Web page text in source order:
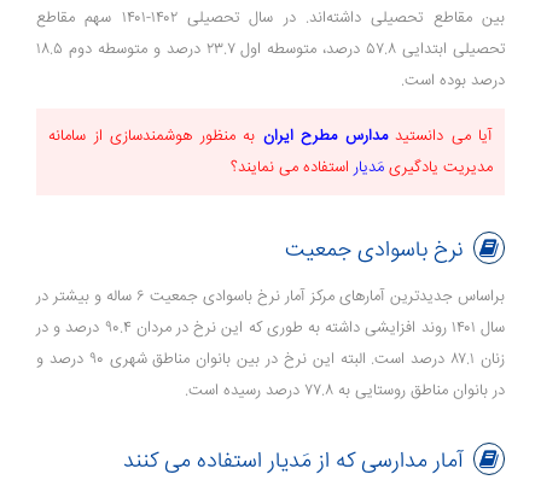
بین مقاطع تحصیلی داشته‌اند. در سال تحصیلی ۱۴۰۲-۱۴۰۱ سهم مقاطع
تحصیلی ابتدایی ۵۷.۸ درصد، متوسطه اول ۲۳.۷ درصد و متوسطه دوم ۱۸.۵
درصد بوده است.
آیا می دانستیدمدارس مطرح ایران به منظور هوشمندسازی از سامانه
مدیریت یادگیری مَدیار استفاده می نمایند؟
نرخ باسوادی جمعیت
براساس جدیدترین آمارهای مرکز آمار نرخ باسوادی جمعیت ۶ ساله و بیشتر در
سال ۱۴۰۱ روند افزایشی داشته به طوری که این نرخ در مردان ۹۰.۴ درصد و در
زنان ۸۷.۱ درصد است. البته این نرخ در بین بانوان مناطق شهری ۹۰ درصد و
در بانوان مناطق روستایی به ۷۷.۸ درصد رسیده است.
آمار مدارسی که از مَدیار استفاده می کنند